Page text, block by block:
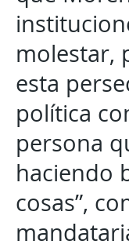
molestar,
esta
política
persona
haciendo
cosas”,